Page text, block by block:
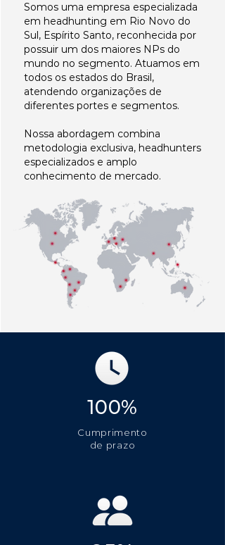
Somos uma empresa especializada
em headhunting em Rio Novo do
Sul, Espírito Santo, reconhecida por
possuir um dos maiores NPs do
mundo no segmento. Atuamos em
todos os estados do Brasil,
atendendo organizações de
diferentes portes e segmentos.
Nossa abordagem combina
metodologia exclusiva, headhunters
especializados e amplo
conhecimento de mercado.
100%
Cumprimento
de prazo